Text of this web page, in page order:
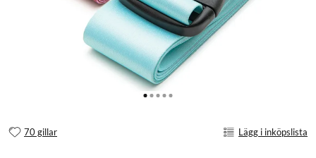
70 gillar Lägg i inköpslista